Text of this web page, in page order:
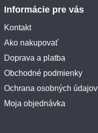
Informácie pre vás
Kontakt
Ako nakupovať
Doprava a platba
Obchodné podmienky
Ochrana osobných údajov
Moja objednávka